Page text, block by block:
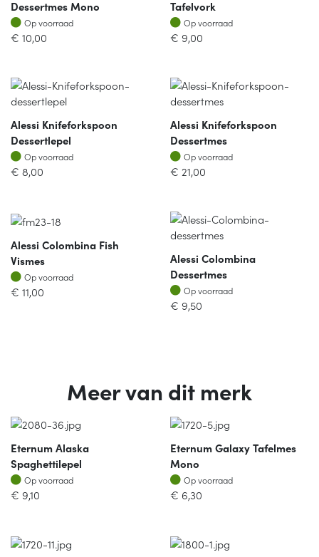
Dessertmes Mono
Op voorraad
Op voorraad
€ 10,00
Tafelvork
Op voorraad
Op voorraad
€ 9,00
Alessi Knifeforkspoon
Dessertlepel
Op voorraad
Op voorraad
€ 8,00
Alessi Knifeforkspoon
Dessertmes
Op voorraad
Op voorraad
€ 21,00
Alessi Colombina Fish
Vismes
Op voorraad
Op voorraad
€ 11,00
Alessi Colombina
Dessertmes
Op voorraad
Op voorraad
€ 9,50
Meer van dit merk
Eternum Alaska
Spaghettilepel
Op voorraad
Op voorraad
€ 9,10
Eternum Galaxy Tafelmes
Mono
Op voorraad
Op voorraad
€ 6,30